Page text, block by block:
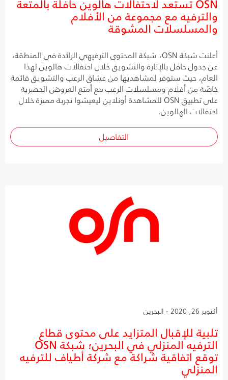
والترفيه مع مجموعة من الأفلام
والمسلسلات المشوقة
أعلنت شبكة OSN، شبكة المحتوى الترفيهي الرائدة في المنطقة،
عن جدول حافل بالإثارة والتشويق خلال احتفالات هالوين لهذا
العام، حيث ستوفر لمشاهديها من عشاق الرعب والتشويق قائمة
خاصّة من أفلام ومسلسلات الرعب مع أمتع العروض الحصرية
على تطبيق OSN للمشاهدة أونلاين ليعيشوا تجربة مميزة خلال
احتفالات الهالوين.
التفاصيل
أكتوبر 26, 2020 - البحرين
تلبية للإقبال المتزايد على محتوى قطاع
الترفيه المنزلي في البحرين؛ شبكة OSN
توقع اتفاقية شراكة مع شركة أطياف للترفيه
المنزلي